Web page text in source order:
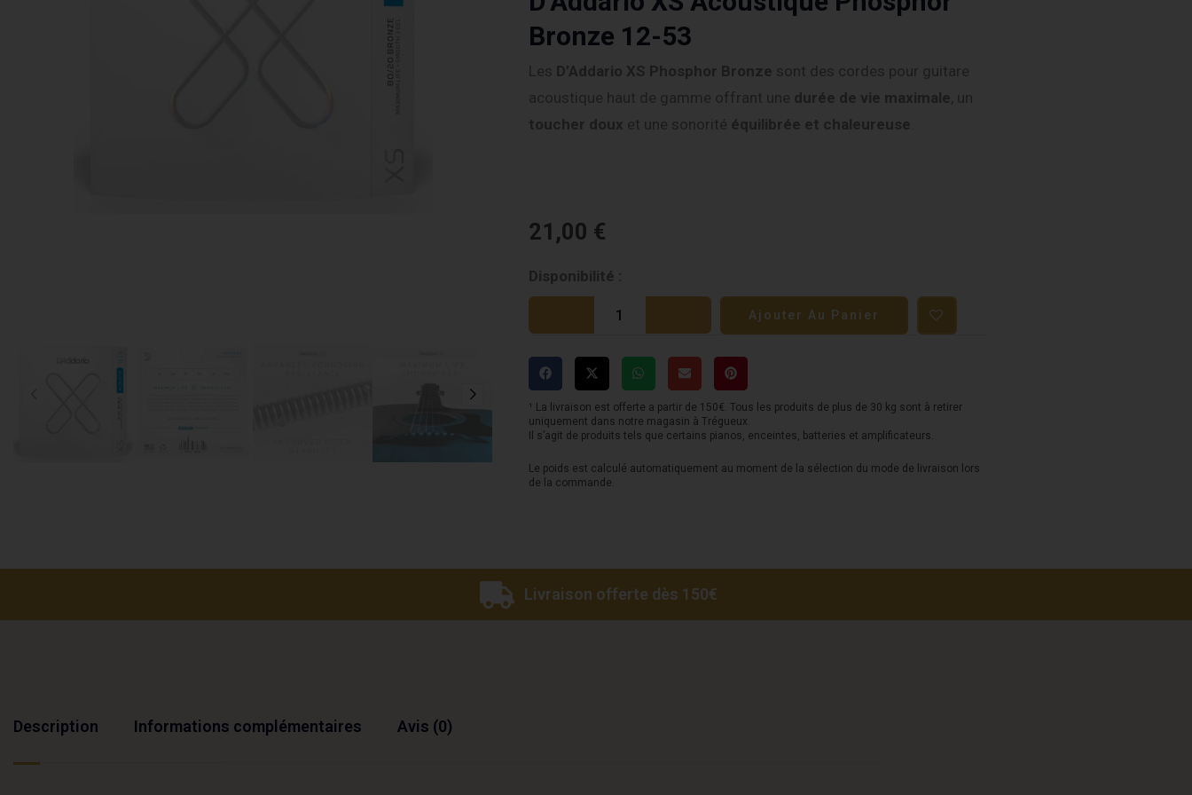
Bronze 12-53
Les D’Addario XS Phosphor Bronze sont des cordes pour guitare
acoustique haut de gamme offrant une durée de vie maximale, un
toucher doux et une sonorité équilibrée et chaleureuse
21,00 €
Disponibilité :
quantité
de
XS
Acoustique
Phosphor
Bronze
12-
53
Ajouter Au Panier
¹ La livraison est offerte a partir de 150€. Tous les produits de plus de 30 kg sont à retirer
uniquement dans notre magasin à Trégueux.
Il s’agit de produits tels que certains pianos, enceintes, batteries et amplificateurs.
Le poids est calculé automatiquement au moment de la sélection du mode de livraison lors
de la commande.
Livraison offerte dès 150€
Description Informations complémentaires Avis (0)